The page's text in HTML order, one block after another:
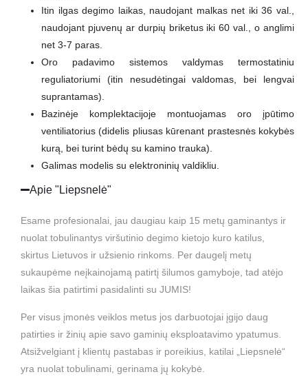
Itin ilgas degimo laikas, naudojant malkas net iki 36 val.,
naudojant pjuvenų ar durpių briketus iki 60 val., o anglimi
net 3-7 paras.
Oro padavimo sistemos valdymas termostatiniu
reguliatoriumi (itin nesudėtingai valdomas, bei lengvai
suprantamas).
Bazinėje komplektacijoje montuojamas oro įpūtimo
ventiliatorius (didelis pliusas kūrenant prastesnės kokybės
kurą, bei turint bėdų su kamino trauka).
Galimas modelis su elektroninių valdikliu.
Apie "Liepsnelė"
Esame profesionalai, jau daugiau kaip 15 metų gaminantys ir
nuolat tobulinantys viršutinio degimo kietojo kuro katilus,
skirtus Lietuvos ir užsienio rinkoms. Per daugelį metų
sukaupėme neįkainojamą patirtį šilumos gamyboje, tad atėjo
laikas šia patirtimi pasidalinti su JUMIS!
Per visus įmonės veiklos metus jos darbuotojai įgijo daug
patirties ir žinių apie savo gaminių eksploatavimo ypatumus.
Atsižvelgiant į klientų pastabas ir poreikius, katilai „Liepsnelė“
yra nuolat tobulinami, gerinama jų kokybė.